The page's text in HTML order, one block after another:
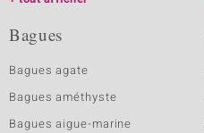
Bagues
Bagues agate
Bagues améthyste
Bagues aigue-marine